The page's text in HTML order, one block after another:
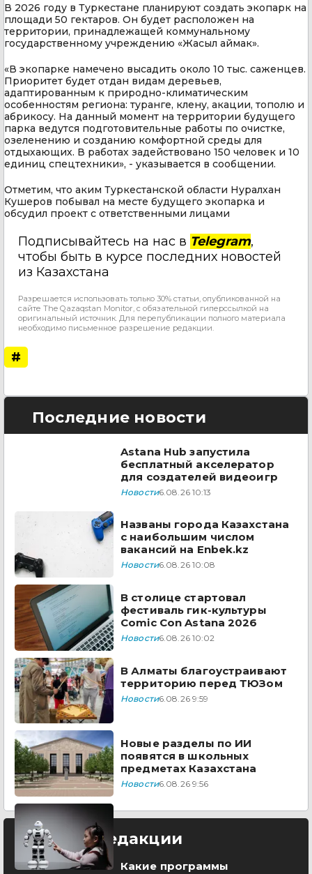
В 2026 году в Туркестане планируют создать экопарк на
площади 50 гектаров. Он будет расположен на
территории, принадлежащей коммунальному
государственному учреждению «Жасыл аймак».
«В экопарке намечено высадить около 10 тыс. саженцев.
Приоритет будет отдан видам деревьев,
адаптированным к природно-климатическим
особенностям региона: туранге, клену, акации, тополю и
абрикосу. На данный момент на территории будущего
парка ведутся подготовительные работы по очистке,
озеленению и созданию комфортной среды для
отдыхающих. В работах задействовано 150 человек и 10
единиц спецтехники», - указывается в сообщении.
Отметим, что аким Туркестанской области Нуралхан
Кушеров побывал на месте будущего экопарка и
обсудил проект с ответственными лицами
Подписывайтесь на нас в Telegram,
чтобы быть в курсе последних новостей
из Казахстана
Разрешается использовать только 30% статьи, опубликованной на
сайте The Qazaqstan Monitor, с обязательной гиперссылкой на
оригинальный источник. Для перепубликации полного материала
необходимо письменное разрешение редакции.
#
Последние новости
Astana Hub запустила
бесплатный акселератор
для создателей видеоигр
Новости6.08.26 10:13
Названы города Казахстана
с наибольшим числом
вакансий на Enbek.kz
Новости6.08.26 10:08
В столице стартовал
фестиваль гик-культуры
Comic Con Astana 2026
Новости6.08.26 10:02
В Алматы благоустраивают
территорию перед ТЮЗом
Новости6.08.26 9:59
Новые разделы по ИИ
появятся в школьных
предметах Казахстана
Новости6.08.26 9:56
Выбор редакции
Какие программы